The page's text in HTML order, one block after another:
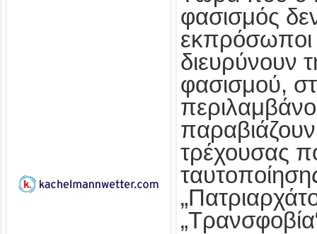
φασισμός
εκπρόσωποι
διευρύνουν
φασισμού,
τρέχουσας